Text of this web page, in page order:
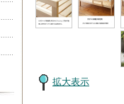
拡大表示